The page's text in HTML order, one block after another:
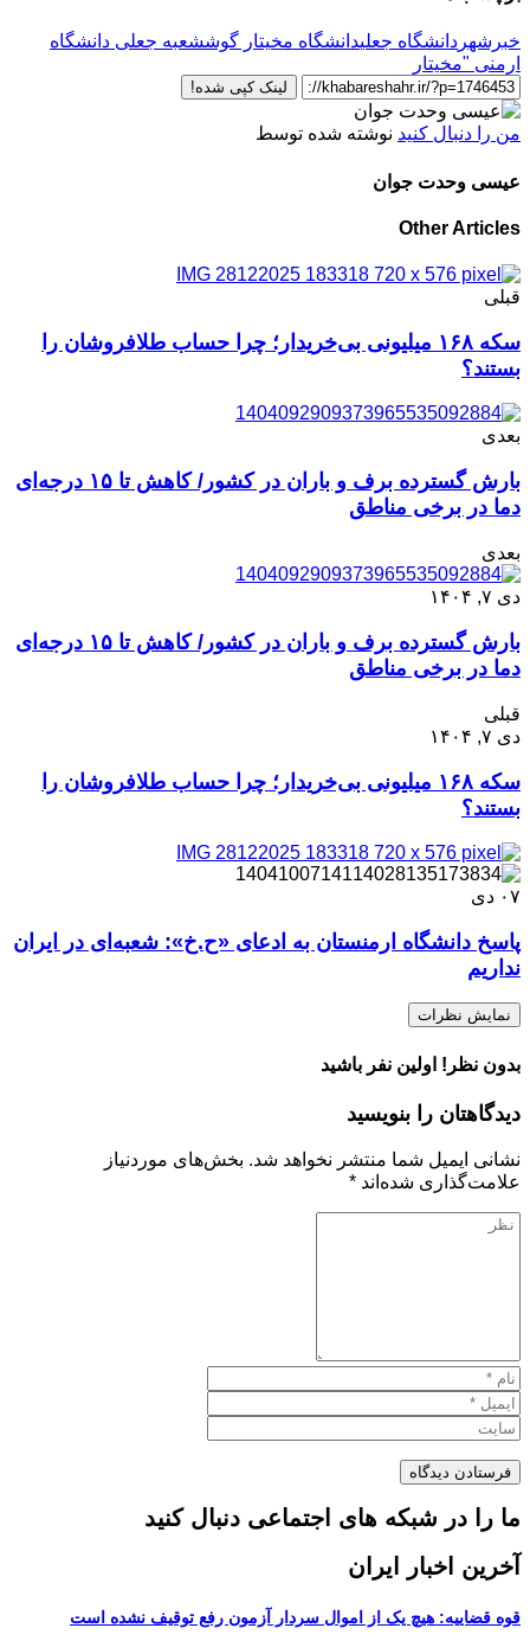
خبرشهر دانشگاه جعلیدانشگاه مخیتار گوششعبه جعلی دانشگاه
ارمنی "مخیتار
لینک کپی شده!
من را دنبال کنید نوشته شده توسط
عیسی وحدت جوان
Other Articles
قبلی
سکه ۱۶۸ میلیونی بی‌خریدار؛ چرا حساب طلافروشان را
بستند؟
بعدی
بارش گسترده برف و باران در کشور/ کاهش تا ۱۵ درجه‌ای
دما در برخی مناطق
بعدی
دی ۷, ۱۴۰۴
بارش گسترده برف و باران در کشور/ کاهش تا ۱۵ درجه‌ای
دما در برخی مناطق
قبلی
دی ۷, ۱۴۰۴
سکه ۱۶۸ میلیونی بی‌خریدار؛ چرا حساب طلافروشان را
بستند؟
۰۷ دی
پاسخ دانشگاه ارمنستان به ادعای «ح.خ»: شعبه‌ای در ایران
نداریم
نمایش نظرات
بدون نظر! اولین نفر باشید
دیدگاهتان را بنویسید
نشانی ایمیل شما منتشر نخواهد شد. بخش‌های موردنیاز
علامت‌گذاری شده‌اند *
ما را در شبکه های اجتماعی دنبال کنید
آخرین اخبار ایران
قوه قضاییه: هیچ یک از اموال سردار آزمون رفع توقیف نشده است